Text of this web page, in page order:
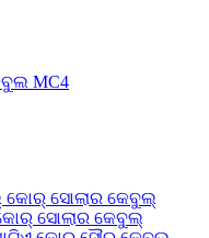
କୋର୍ ସୋଲାର କେବୁଲ୍
ସୋଲାର କେବୁଲ୍